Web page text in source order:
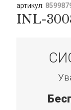
артикул:
INL-